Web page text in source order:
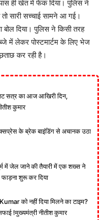
ही खेत में फेंक दिया। पुलिस ने
सारी सच्चाई सामने आ गई।
बोल दिया। पुलिस ने किसी तरह
में लेकर पोस्टमार्टम के लिए भेज
कर रही है।
सत्र का आज आखिरी दिन,
कुमार
के ब्रेक बाइंडिंग से अचानक उठा
में जेल जाने की तैयारी में एक शख्स ने
शुरू कर दिया
को नहीं दिया मिलने का टाइम?
!मुख्यमंत्री नीतीश कुमार